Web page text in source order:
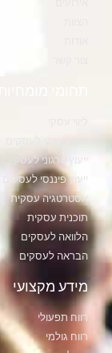
ייעוץ ארגוני לעסקים
ייעוץ פיננסי לעסקים
אסטרטגיה עסקית
תוכנית עסקית
הלוואה לעסקים
הבראה לעסקים
מידע מקצועי
רווח תפעולי
רווח גולמי